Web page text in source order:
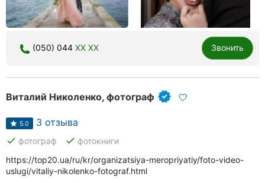
(050) 044 XX XX Звонить
Виталий Николенко, фотограф
5.0 3 отзыва
done фотограф done фотокниги
https://top20.ua/ru/kr/organizatsiya-meropriyatiy/foto-video-
uslugi/vitaliy-nikolenko-fotograf.html